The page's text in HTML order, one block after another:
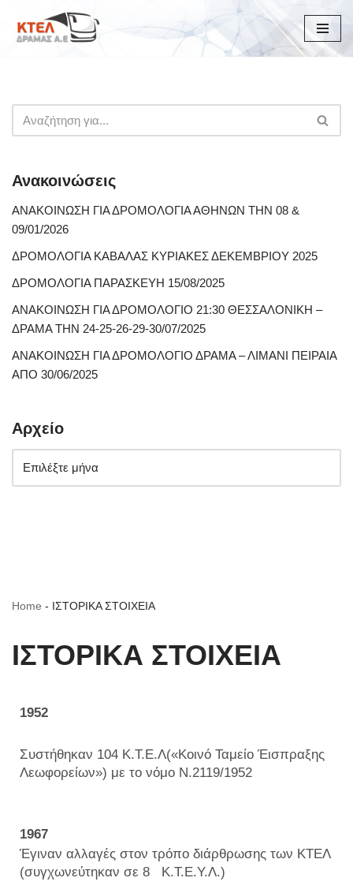
Μεταπηδήστε
Ανακοινώσεις
ΑΝΑΚΟΙΝΩΣΗ ΓΙΑ ΔΡΟΜΟΛΟΓΙΑ ΑΘΗΝΩΝ ΤΗΝ 08 &
09/01/2026
ΔΡΟΜΟΛΟΓΙΑ ΚΑΒΑΛΑΣ ΚΥΡΙΑΚΕΣ ΔΕΚΕΜΒΡΙΟΥ 2025
ΔΡΟΜΟΛΟΓΙΑ ΠΑΡΑΣΚΕΥΗ 15/08/2025
ΑΝΑΚΟΙΝΩΣΗ ΓΙΑ ΔΡΟΜΟΛΟΓΙΟ 21:30 ΘΕΣΣΑΛΟΝΙΚΗ –
ΔΡΑΜΑ ΤΗΝ 24-25-26-29-30/07/2025
ΑΝΑΚΟΙΝΩΣΗ ΓΙΑ ΔΡΟΜΟΛΟΓΙΟ ΔΡΑΜΑ – ΛΙΜΑΝΙ ΠΕΙΡΑΙΑ
ΑΠΟ 30/06/2025
Αρχείο
Home - ΙΣΤΟΡΙΚΑ ΣΤΟΙΧΕΙΑ
ΙΣΤΟΡΙΚΑ ΣΤΟΙΧΕΙΑ
1952
Συστήθηκαν 104 Κ.Τ.Ε.Λ(«Κοινό Ταμείο Έισπραξης
Λεωφορείων») με το νόμο Ν.2119/1952
1967
Έγιναν αλλαγές στον τρόπο διάρθρωσης των ΚΤΕΛ
(συγχωνεύτηκαν σε 8 Κ.Τ.Ε.Υ.Λ.)